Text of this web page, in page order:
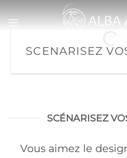
au
SCENARISEZ
SCÉNARISEZ
Vous aimez le